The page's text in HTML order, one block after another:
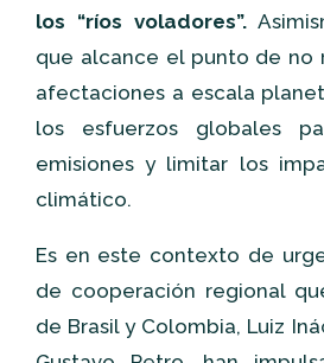
los “ríos voladores”.
que alcance el punto de no
afectaciones a escala
los esfuerzos globales
emisiones y limitar los
climático.
Es en este contexto de
de cooperación regional
de Brasil y Colombia, Luiz